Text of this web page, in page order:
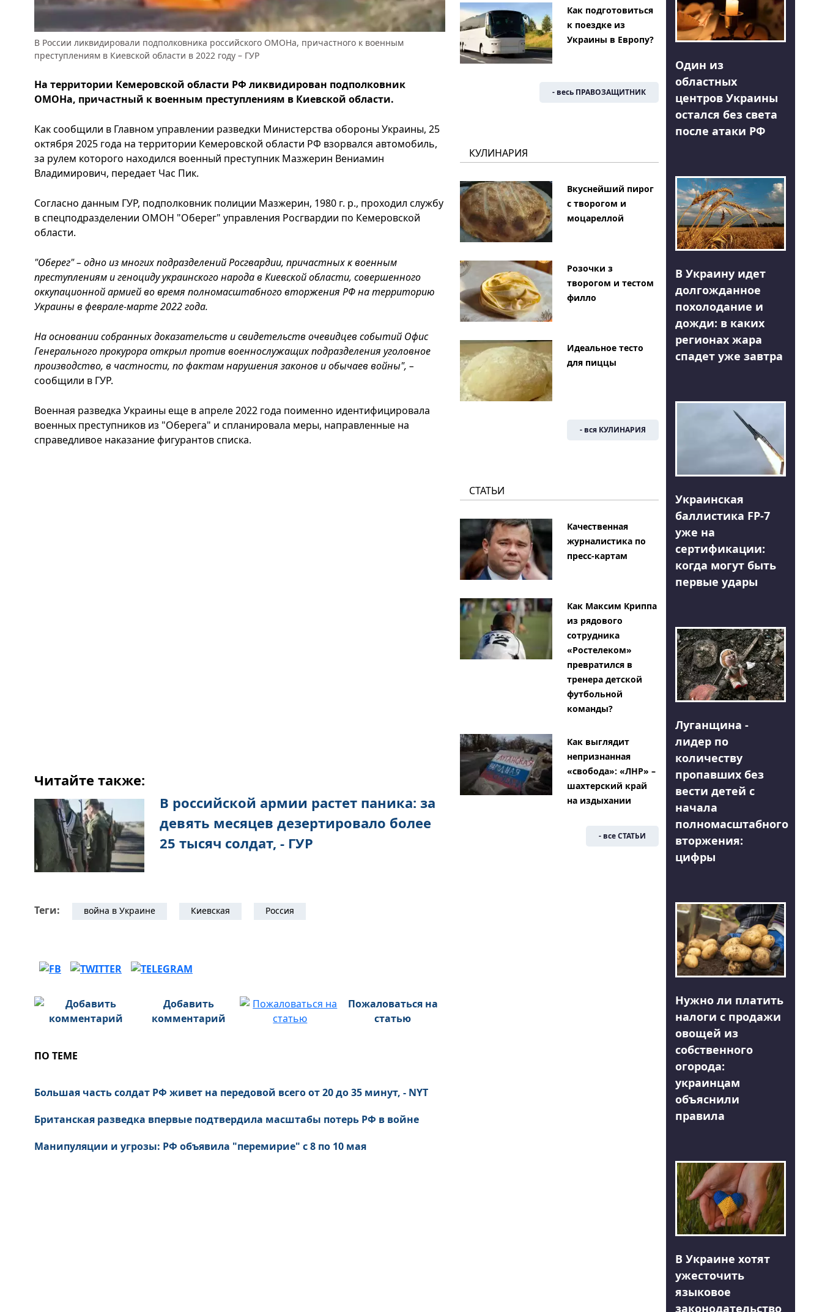
В России ликвидировали подполковника российского ОМОНа, причастного к военным
преступлениям в Киевской области в 2022 году – ГУР
На территории Кемеровской области РФ ликвидирован подполковник
ОМОНа, причастный к военным преступлениям в Киевской области.
Как сообщили в Главном управлении разведки Министерства обороны Украины, 25
октября 2025 года на территории Кемеровской области РФ взорвался автомобиль,
за рулем которого находился военный преступник Мазжерин Вениамин
Владимирович, передает Час Пик.
Согласно данным ГУР, подполковник полиции Мазжерин, 1980 г. р., проходил службу
в спецподразделении ОМОН "Оберег" управления Росгвардии по Кемеровской
области.
"Оберег" – одно из многих подразделений Росгвардии, причастных к военным
преступлениям и геноциду украинского народа в Киевской области, совершенного
оккупационной армией во время полномасштабного вторжения РФ на территорию
Украины в феврале-марте 2022 года.
На основании собранных доказательств и свидетельств очевидцев событий Офис
Генерального прокурора открыл против военнослужащих подразделения уголовное
производство, в частности, по фактам нарушения законов и обычаев войны", –
сообщили в ГУР.
Военная разведка Украины еще в апреле 2022 года поименно идентифицировала
военных преступников из "Оберега" и спланировала меры, направленные на
справедливое наказание фигурантов списка.
Читайте также:
В российской армии растет паника: за
девять месяцев дезертировало более
25 тысяч солдат, - ГУР
Теги: война в Украине Киевская Россия
Добавить
комментарий
Пожаловаться на
статью
ПО ТЕМЕ
Большая часть солдат РФ живет на передовой всего от 20 до 35 минут, - NYT
Британская разведка впервые подтвердила масштабы потерь РФ в войне
Манипуляции и угрозы: РФ объявила "перемирие" с 8 по 10 мая
Как подготовиться
к поездке из
Украины в Европу?
- весь ПРАВОЗАЩИТНИК
КУЛИНАРИЯ
Вкуснейший пирог
с творогом и
моцареллой
Розочки з
творогом и тестом
филло
Идеальное тесто
для пиццы
- вся КУЛИНАРИЯ
СТАТЬИ
Качественная
журналистика по
пресс-картам
Как Максим Криппа
из рядового
сотрудника
«Ростелеком»
превратился в
тренера детской
футбольной
команды?
Как выглядит
непризнанная
«свобода»: «ЛНР» –
шахтерский край
на издыхании
- все СТАТЬИ
Один из
областных
центров Украины
остался без света
после атаки РФ
В Украину идет
долгожданное
похолодание и
дожди: в каких
регионах жара
спадет уже завтра
Украинская
баллистика FP-7
уже на
сертификации:
когда могут быть
первые удары
Луганщина -
лидер по
количеству
пропавших без
вести детей с
начала
полномасштабного
вторжения:
цифры
Нужно ли платить
налоги с продажи
овощей из
собственного
огорода:
украинцам
объяснили
правила
В Украине хотят
ужесточить
языковое
законодательство